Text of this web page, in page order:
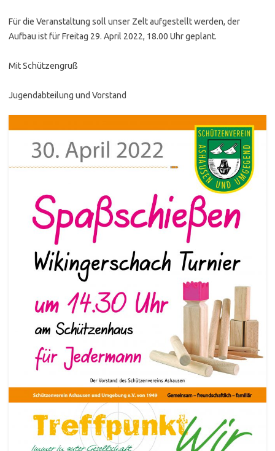
Für die Veranstaltung soll unser Zelt aufgestellt werden, der
Aufbau ist für Freitag 29. April 2022, 18.00 Uhr geplant.
Mit Schützengruß
Jugendabteilung und Vorstand